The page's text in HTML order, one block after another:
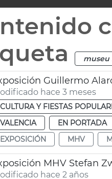
museu
Guillermo
hace 3 meses
CULTURA Y FIESTAS
VALENCIA
EN PORTADA
EXPOSICIÓN
MHV
MHV Stefan
hace 2 años